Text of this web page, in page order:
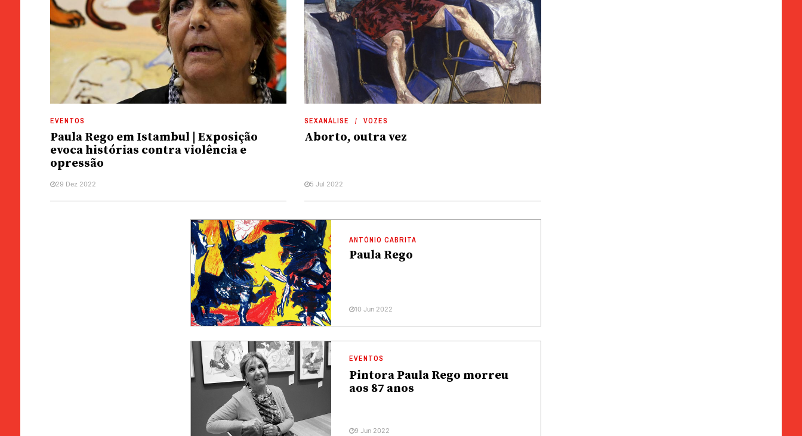
EVENTOS
Paula Rego em Istambul | Exposição
evoca histórias contra violência e
opressão
29 Dez 2022
SEXANÁLISE VOZES
Aborto, outra vez
5 Jul 2022
ANTÓNIO CABRITA
Paula Rego
10 Jun 2022
EVENTOS
Pintora Paula Rego morreu
aos 87 anos
9 Jun 2022